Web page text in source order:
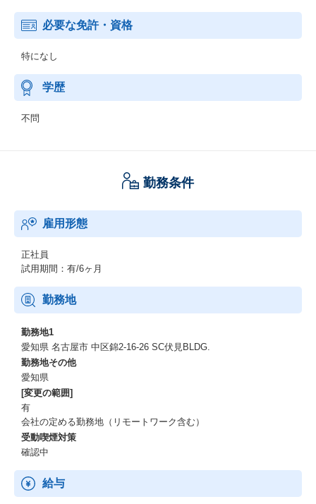
必要な免許・資格
特になし
学歴
不問
勤務条件
雇用形態
正社員
試用期間：有/6ヶ月
勤務地
勤務地1
愛知県 名古屋市 中区錦2-16-26 SC伏見BLDG.
勤務地その他
愛知県
[変更の範囲]
有
会社の定める勤務地（リモートワーク含む）
受動喫煙対策
確認中
給与